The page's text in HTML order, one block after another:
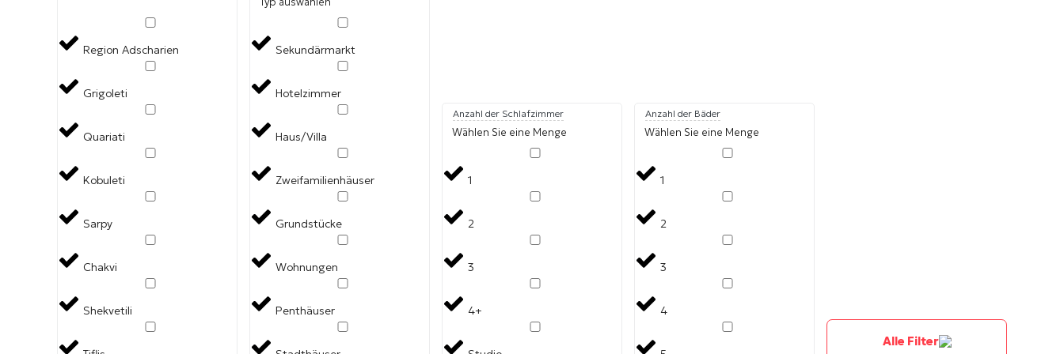
Region Adscharien
Grigoleti
Quariati
Kobuleti
Sarpy
Chakvi
Shekvetili
Sekundärmarkt
Hotelzimmer
Haus/Villa
Zweifamilienhäuser
Grundstücke
Wohnungen
Penthäuser
Anzahl der Schlafzimmer
Wählen Sie eine Menge
1
2
3
4+
Anzahl der Bäder
Wählen Sie eine Menge
1
2
3
4
Alle Filter